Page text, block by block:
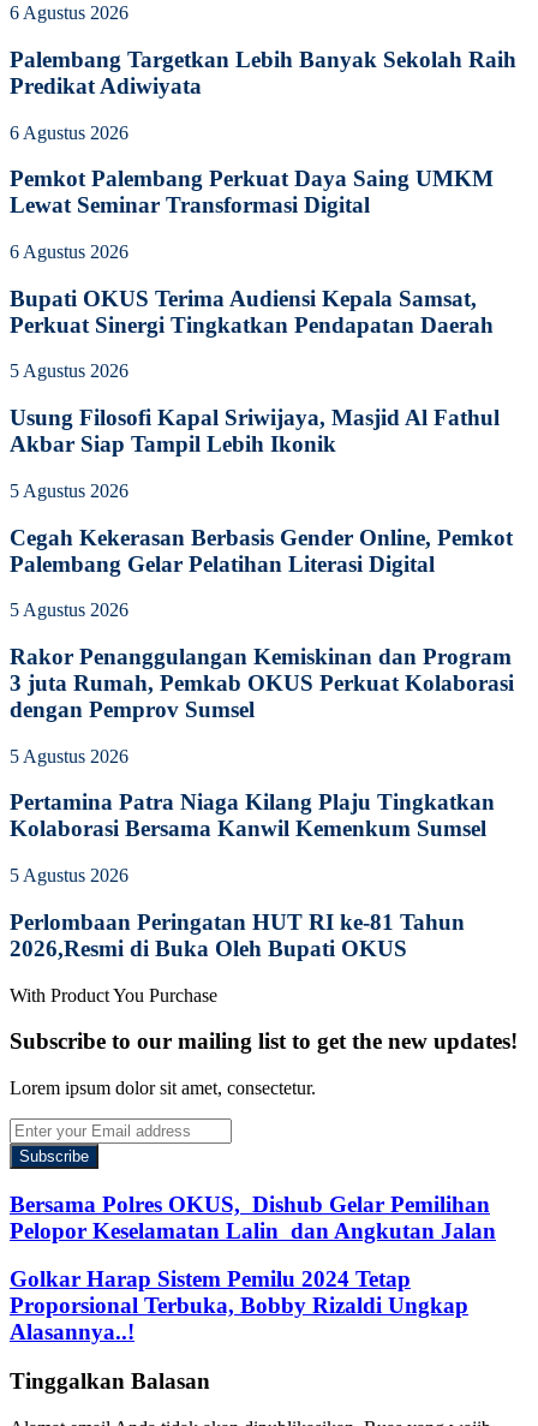
6 Agustus 2026
Palembang Targetkan Lebih Banyak Sekolah Raih
Predikat Adiwiyata
6 Agustus 2026
Pemkot Palembang Perkuat Daya Saing UMKM
Lewat Seminar Transformasi Digital
6 Agustus 2026
Bupati OKUS Terima Audiensi Kepala Samsat,
Perkuat Sinergi Tingkatkan Pendapatan Daerah
5 Agustus 2026
Usung Filosofi Kapal Sriwijaya, Masjid Al Fathul
Akbar Siap Tampil Lebih Ikonik
5 Agustus 2026
Cegah Kekerasan Berbasis Gender Online, Pemkot
Palembang Gelar Pelatihan Literasi Digital
5 Agustus 2026
Rakor Penanggulangan Kemiskinan dan Program
3 juta Rumah, Pemkab OKUS Perkuat Kolaborasi
dengan Pemprov Sumsel
5 Agustus 2026
Pertamina Patra Niaga Kilang Plaju Tingkatkan
Kolaborasi Bersama Kanwil Kemenkum Sumsel
5 Agustus 2026
Perlombaan Peringatan HUT RI ke-81 Tahun
2026,Resmi di Buka Oleh Bupati OKUS
With Product You Purchase
Subscribe to our mailing list to get the new updates!
Lorem ipsum dolor sit amet, consectetur.
Enter
your
Email
address
Bersama Polres OKUS, Dishub Gelar Pemilihan
Pelopor Keselamatan Lalin dan Angkutan Jalan
Golkar Harap Sistem Pemilu 2024 Tetap
Proporsional Terbuka, Bobby Rizaldi Ungkap
Alasannya..!
Tinggalkan Balasan